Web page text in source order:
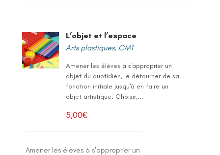
L’objet et l’espace
Arts plastiques, CM1
Amener les élèves à s'approprier un
objet du quotidien, le détourner de sa
fonction initiale jusqu'à en faire un
objet artistique. Choisir,...
5,00€
Amener les élèves à s'approprier un